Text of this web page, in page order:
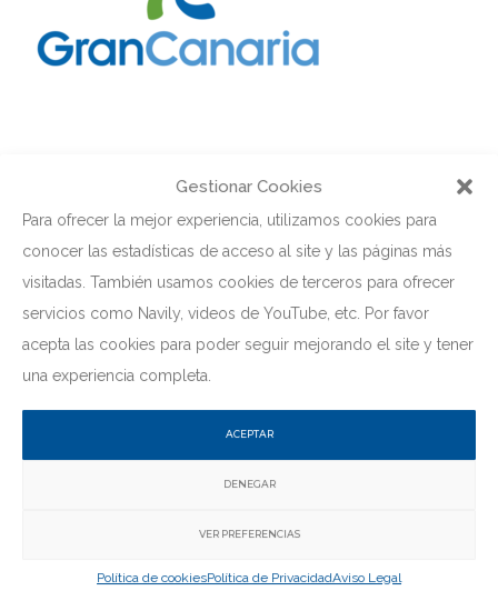
Gestionar Cookies
Para ofrecer la mejor experiencia, utilizamos cookies para
conocer las estadísticas de acceso al site y las páginas más
visitadas. También usamos cookies de terceros para ofrecer
servicios como Navily, videos de YouTube, etc. Por favor
acepta las cookies para poder seguir mejorando el site y tener
una experiencia completa.
ACEPTAR
DENEGAR
VER PREFERENCIAS
Política de cookiesPolítica de PrivacidadAviso Legal
Club de Yates
Eventos
Open Noticias